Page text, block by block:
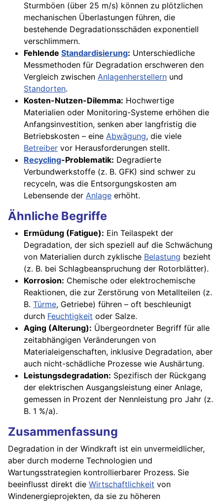
Sturmböen (über 25 m/s) können zu plötzlichen
mechanischen Überlastungen führen, die
bestehende Degradationsschäden exponentiell
verschlimmern.
Fehlende Standardisierung: Unterschiedliche
Messmethoden für Degradation erschweren den
Vergleich zwischen Anlagenherstellern und
Standorten.
Kosten-Nutzen-Dilemma: Hochwertige
Materialien oder Monitoring-Systeme erhöhen die
Anfangsinvestition, senken aber langfristig die
Betriebskosten – eine Abwägung, die viele
Betreiber vor Herausforderungen stellt.
Recycling-Problematik: Degradierte
Verbundwerkstoffe (z. B. GFK) sind schwer zu
recyceln, was die Entsorgungskosten am
Lebensende der Anlage erhöht.
Ähnliche Begriffe
Ermüdung (Fatigue): Ein Teilaspekt der
Degradation, der sich speziell auf die Schwächung
von Materialien durch zyklische Belastung bezieht
(z. B. bei Schlagbeanspruchung der Rotorblätter).
Korrosion: Chemische oder elektrochemische
Reaktionen, die zur Zerstörung von Metallteilen (z.
B. Türme, Getriebe) führen – oft beschleunigt
durch Feuchtigkeit oder Salze.
Aging (Alterung): Übergeordneter Begriff für alle
zeitabhängigen Veränderungen von
Materialeigenschaften, inklusive Degradation, aber
auch nicht-schädliche Prozesse wie Aushärtung.
Leistungsdegradation: Spezifisch der Rückgang
der elektrischen Ausgangsleistung einer Anlage,
gemessen in Prozent der Nennleistung pro Jahr (z.
B. 1 %/a).
Zusammenfassung
Degradation in der Windkraft ist ein unvermeidlicher,
aber durch moderne Technologien und
Wartungsstrategien kontrollierbarer Prozess. Sie
beeinflusst direkt die Wirtschaftlichkeit von
Windenergieprojekten, da sie zu höheren